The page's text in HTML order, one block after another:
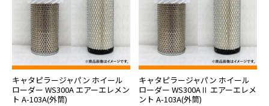
キャタピラージャパン ホイール
ローダー WS300A エアーエレメン
ト A-103A(外筒)
キャタピラージャパン ホイール
ローダー WS300AⅡ エアーエレメ
ント A-103A(外筒)